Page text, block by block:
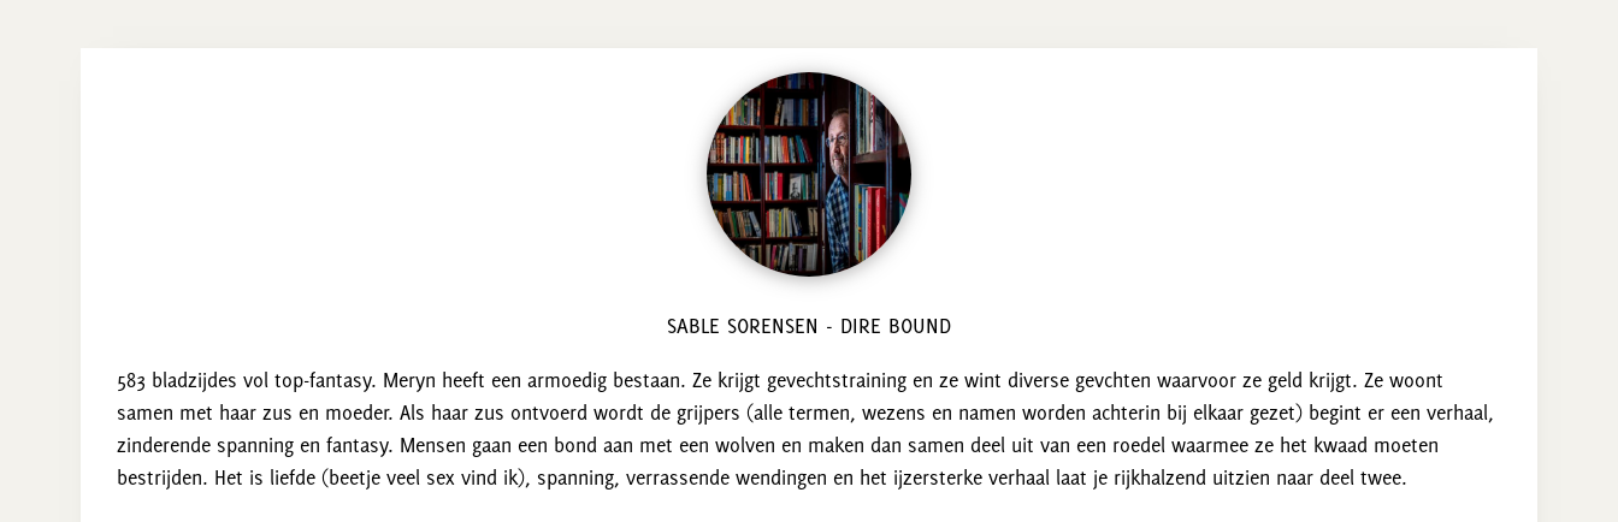
SABLE SORENSEN - DIRE BOUND
583 bladzijdes vol top-fantasy. Meryn heeft een armoedig bestaan. Ze krijgt gevechtstraining en ze wint diverse gevchten waarvoor ze geld krijgt. Ze woont
samen met haar zus en moeder. Als haar zus ontvoerd wordt de grijpers (alle termen, wezens en namen worden achterin bij elkaar gezet) begint er een verhaal,
zinderende spanning en fantasy. Mensen gaan een bond aan met een wolven en maken dan samen deel uit van een roedel waarmee ze het kwaad moeten
bestrijden. Het is liefde (beetje veel sex vind ik), spanning, verrassende wendingen en het ijzersterke verhaal laat je rijkhalzend uitzien naar deel twee.